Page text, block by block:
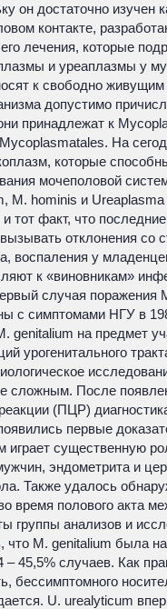
он достаточно изучен
контакте,
лечения, которые
и уреаплазмы у
к свободно живущим
допустимо
принадлежат к
На
которые
мочеполовой
M. hominis и
тот факт, что
отклонения со
воспаления у
к «виновникам»
случая поражения
с симптомами НГУ в
genitalium на предмет
урогенитального
сложным. После
(ПЦР)
первые
играет существенную
эндометрита и
Также удалось
время полового акта
группы анализов и
что M. genitalium была
45,5% случаев. Как
бессимптомного
U. urealyticum